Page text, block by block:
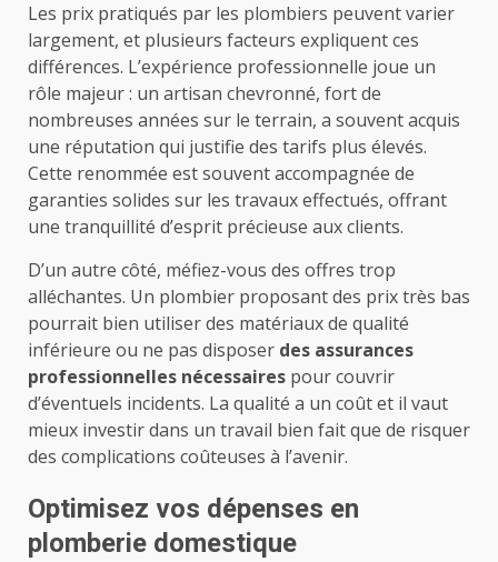
Les prix pratiqués par les plombiers peuvent varier
largement, et plusieurs facteurs expliquent ces
différences. L’expérience professionnelle joue un
rôle majeur : un artisan chevronné, fort de
nombreuses années sur le terrain, a souvent acquis
une réputation qui justifie des tarifs plus élevés.
Cette renommée est souvent accompagnée de
garanties solides sur les travaux effectués, offrant
une tranquillité d’esprit précieuse aux clients.
D’un autre côté, méfiez-vous des offres trop
alléchantes. Un plombier proposant des prix très bas
pourrait bien utiliser des matériaux de qualité
inférieure ou ne pas disposer des assurances
professionnelles nécessaires pour couvrir
d’éventuels incidents. La qualité a un coût et il vaut
mieux investir dans un travail bien fait que de risquer
des complications coûteuses à l’avenir.
Optimisez vos dépenses en
plomberie domestique